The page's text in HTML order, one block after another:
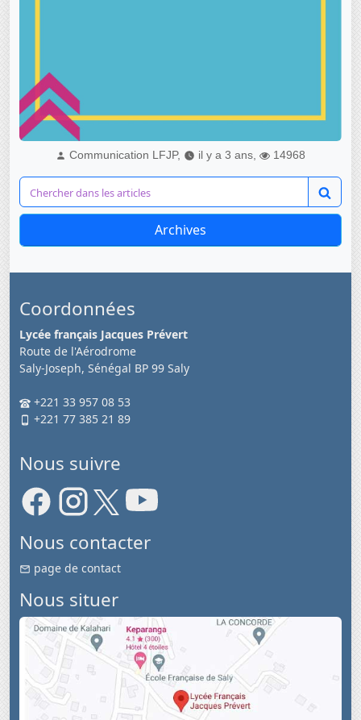
Communication LFJP, il y a 3 ans, 14968
Archives
Coordonnées
Lycée français Jacques Prévert
Route de l'Aérodrome
Saly-Joseph, Sénégal BP 99 Saly
+221 33 957 08 53
+221 77 385 21 89
Nous suivre
Nous contacter
page de contact
Nous situer